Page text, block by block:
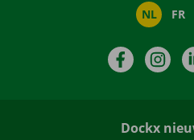
NL FR
Facebook
Dockx